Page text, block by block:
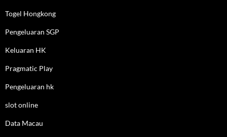
Togel Hongkong
Pengeluaran SGP
Keluaran HK
Pragmatic Play
Pengeluaran hk
slot online
Data Macau